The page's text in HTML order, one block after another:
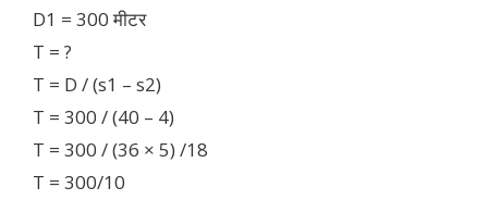
D1 = 300 मीटर
T = ?
T = D / (s1 – s2)
T = 300 / (40 – 4)
T = 300 / (36 × 5) /18
T = 300/10